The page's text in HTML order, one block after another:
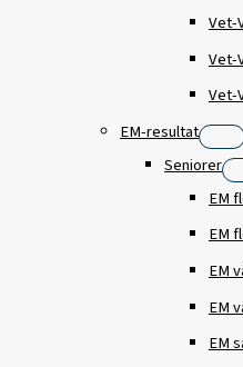
Vet-
Vet-
Vet-
EM-resultat
Seniorer
EM
EM
EM
EM
EM